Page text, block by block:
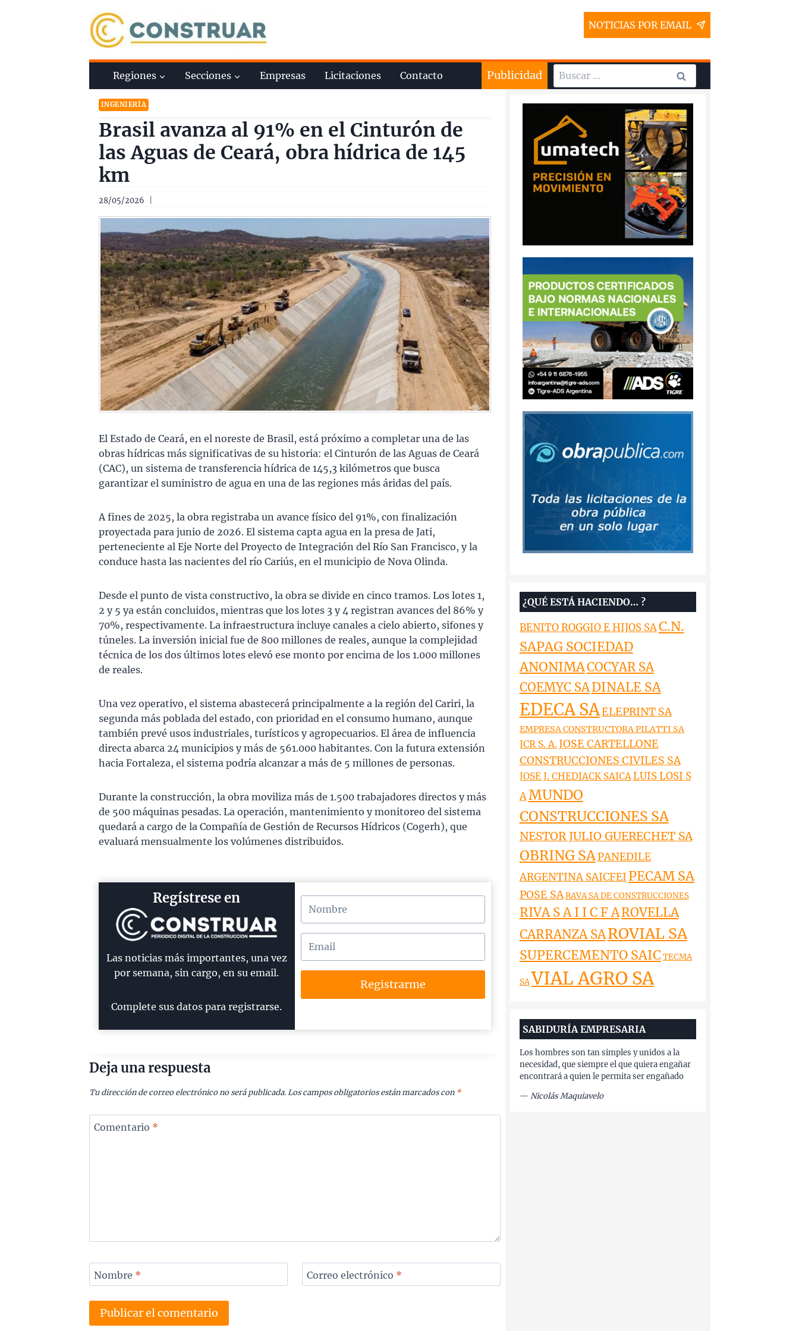
NOTICIAS POR EMAIL
Regiones Secciones Empresas Licitaciones Contacto Publicidad Buscar:
INGENIERÍA
Brasil avanza al 91% en el Cinturón de
las Aguas de Ceará, obra hídrica de 145
km
28/05/2026
El Estado de Ceará, en el noreste de Brasil, está próximo a completar una de las
obras hídricas más significativas de su historia: el Cinturón de las Aguas de Ceará
(CAC), un sistema de transferencia hídrica de 145,3 kilómetros que busca
garantizar el suministro de agua en una de las regiones más áridas del país.
A fines de 2025, la obra registraba un avance físico del 91%, con finalización
proyectada para junio de 2026. El sistema capta agua en la presa de Jati,
perteneciente al Eje Norte del Proyecto de Integración del Río San Francisco, y la
conduce hasta las nacientes del río Cariús, en el municipio de Nova Olinda.
Desde el punto de vista constructivo, la obra se divide en cinco tramos. Los lotes 1,
2 y 5 ya están concluidos, mientras que los lotes 3 y 4 registran avances del 86% y
70%, respectivamente. La infraestructura incluye canales a cielo abierto, sifones y
túneles. La inversión inicial fue de 800 millones de reales, aunque la complejidad
técnica de los dos últimos lotes elevó ese monto por encima de los 1.000 millones
de reales.
Una vez operativo, el sistema abastecerá principalmente a la región del Cariri, la
segunda más poblada del estado, con prioridad en el consumo humano, aunque
también prevé usos industriales, turísticos y agropecuarios. El área de influencia
directa abarca 24 municipios y más de 561.000 habitantes. Con la futura extensión
hacia Fortaleza, el sistema podría alcanzar a más de 5 millones de personas.
Durante la construcción, la obra moviliza más de 1.500 trabajadores directos y más
de 500 máquinas pesadas. La operación, mantenimiento y monitoreo del sistema
quedará a cargo de la Compañía de Gestión de Recursos Hídricos (Cogerh), que
evaluará mensualmente los volúmenes distribuidos.
Regístrese en
Las noticias más importantes, una vez
por semana, sin cargo, en su email.
Complete sus datos para registrarse.
Registrarme
Deja una respuesta
Tu dirección de correo electrónico no será publicada. Los campos obligatorios están marcados con *
Comentario *
Nombre * Correo electrónico *
¿QUÉ ESTÁ HACIENDO… ?
BENITO ROGGIO E HIJOS SAC.N.
SAPAG SOCIEDAD
ANONIMACOCYAR SA
COEMYC SADINALE SA
EDECA SAELEPRINT SA
EMPRESA CONSTRUCTORA PILATTI SA
JCR S. A.JOSE CARTELLONE
CONSTRUCCIONES CIVILES SA
JOSE J. CHEDIACK SAICALUIS LOSI S
AMUNDO
CONSTRUCCIONES SA
NESTOR JULIO GUERECHET SA
OBRING SAPANEDILE
ARGENTINA SAICFEI PECAM SA
POSE SARAVA SA DE CONSTRUCCIONES
RIVA S A I I C F AROVELLA
CARRANZA SAROVIAL SA
SUPERCEMENTO SAIC TECMA
SAVIAL AGRO SA
SABIDURÍA EMPRESARIA
Los hombres son tan simples y unidos a la
necesidad, que siempre el que quiera engañar
encontrará a quien le permita ser engañado
— Nicolás Maquiavelo